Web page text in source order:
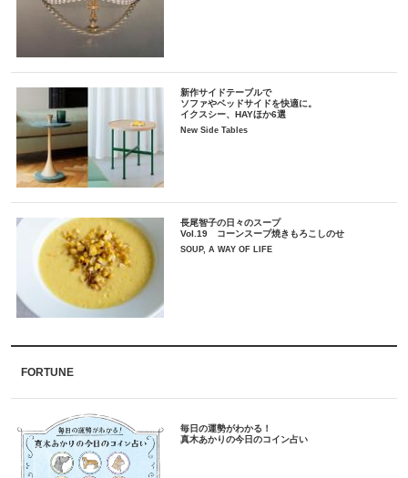
新作サイドテーブルで
ソファやベッドサイドを快適に。
イクスシー、HAYほか6選
New Side Tables
長尾智子の日々のスープ
Vol.19 コーンスープ焼きもろこしのせ
SOUP, A WAY OF LIFE
FORTUNE
毎日の運勢がわかる！